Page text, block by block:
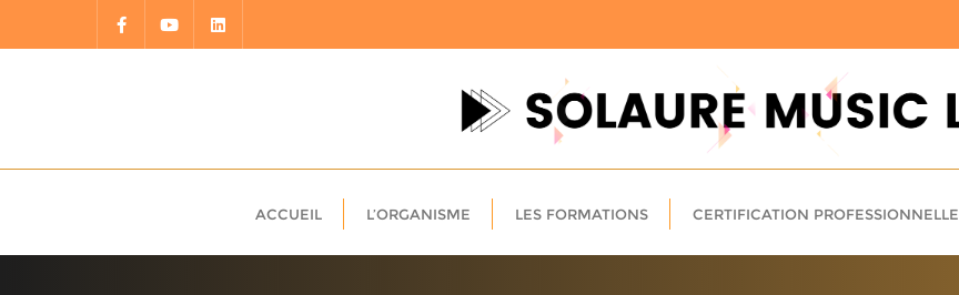
ACCUEIL L’ORGANISME LES FORMATIONS CERTIFICATION PROFESSIONNELLE